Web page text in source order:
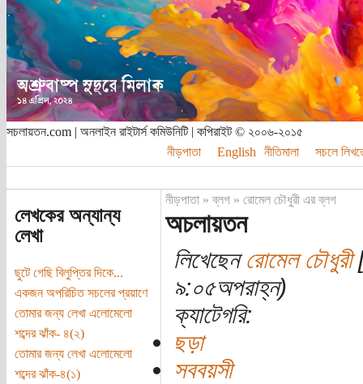
সচলায়তন.com | অনলাইন রাইটার্স কমিউনিটি | কপিরাইট © ২০০৬-২০১৫
নীড়পাতা
English নীতিমালা সচলে
লেখকের অন্যান্য
লেখা
ছুটে গেছি বিলুপ্তির দিকে...
একজন অপরিচিত সচলের প্রয়াণে
তোমার জন্য লেখা এলোমেলো
শব্দের ঝাঁক- ৪(২)
তোমার জন্য লেখা এলোমেলো
শব্দের ঝাঁক-৪(১)
নীড়পাতা»ব্লগ» রোমেল চৌধুরী এর ব্লগ
অচলায়তন
লিখেছেনরোমেল চৌধুরী
৯:০৫অপরাহ্ন)
ক্যাটেগরি:
ছড়া
সববয়সী